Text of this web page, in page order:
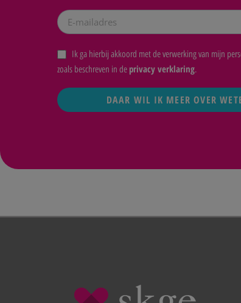
Ik ga hierbij akkoord met de verwerking van mijn
zoals beschreven in de privacy verklaring.
DAAR WIL IK MEER OVER